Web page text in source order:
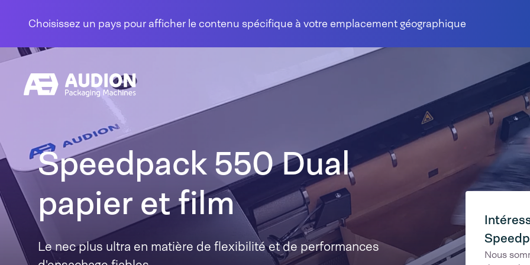
Choisissez un pays pour afficher le contenu spécifique à votre emplacement géographique
Speedpack 550 Dual
papier et film
Le nec plus ultra en matière de flexibilité et de performances
Nous